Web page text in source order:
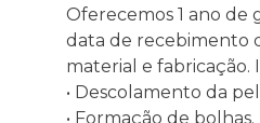
Oferecemos 1 ano de
data de recebimento
material e fabricação.
• Descolamento da
• Formação de bolhas.